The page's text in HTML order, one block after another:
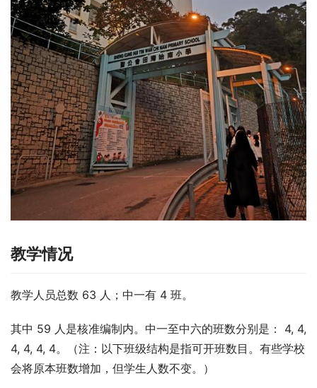
教学情况
教学人员总数 63 人；中一有 4 班。
其中 59 人是核准编制内。中一至中六的班数分别是： 4, 4,
4, 4, 4, 4。（注：以下班级结构是指可开班数目。有些学校
会将原本班数增加，但学生人数不变。）